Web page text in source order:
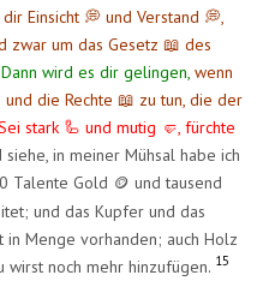
Einsicht 💭 und Verstand 💭,
zwar um das Gesetz 📖 des
Dann wird es dir gelingen, wenn
die Rechte 📖 zu tun, die der
stark 🦾 und mutig 🤛, fürchte
siehe, in meiner Mühsal habe ich
Talente Gold 🪙 und tausend
und das Kupfer und das
in Menge vorhanden; auch Holz
wirst noch mehr hinzufügen. 15